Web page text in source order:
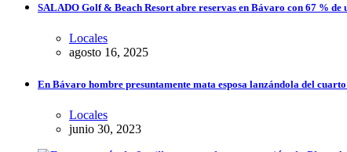
SALADO Golf & Beach Resort abre reservas en Bávaro con 67 % de
Locales
agosto 16, 2025
En Bávaro hombre presuntamente mata esposa lanzándola del
Locales
junio 30, 2023